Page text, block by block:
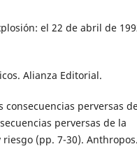
el 22 de abril de
Alianza Editorial.
consecuencias perversas
perversas de la
(pp. 7-30). Anthropos.